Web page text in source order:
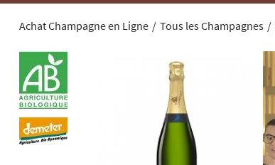
Achat Champagne en Ligne Tous les Champagnes